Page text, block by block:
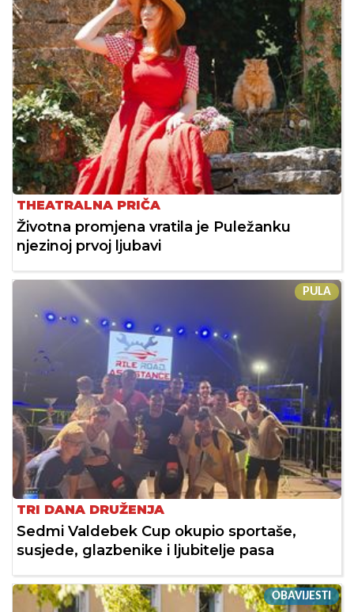
THEATRALNA PRIČA
Životna promjena vratila je Puležanku
njezinoj prvoj ljubavi
PULA
TRI DANA DRUŽENJA
Sedmi Valdebek Cup okupio sportaše,
susjede, glazbenike i ljubitelje pasa
OBAVIJESTI